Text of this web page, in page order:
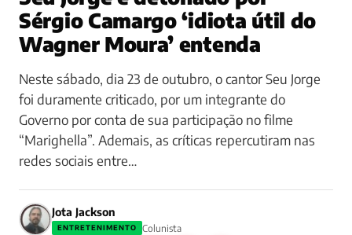
Sérgio Camargo ‘idiota útil do
Wagner Moura’ entenda
Neste sábado, dia 23 de outubro, o cantor Seu Jorge
foi duramente criticado, por um integrante do
Governo por conta de sua participação no filme
“Marighella”. Ademais, as críticas repercutiram nas
redes sociais entre…
Jota Jackson
ENTRETENIMENTO
Colunista